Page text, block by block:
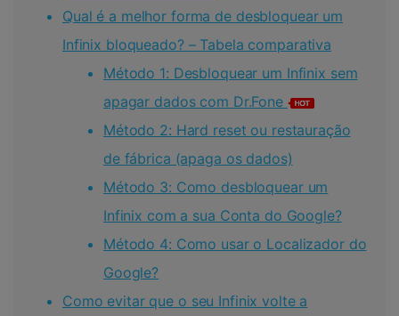
Qual é a melhor forma de desbloquear um
Infinix bloqueado? – Tabela comparativa
Método 1: Desbloquear um Infinix sem
apagar dados com Dr.Fone
Método 2: Hard reset ou restauração
de fábrica (apaga os dados)
Método 3: Como desbloquear um
Infinix com a sua Conta do Google?
Método 4: Como usar o Localizador do
Google?
Como evitar que o seu Infinix volte a